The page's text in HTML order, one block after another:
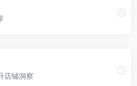
店铺洞察